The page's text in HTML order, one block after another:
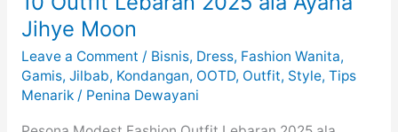
Jihye Moon
Leave a Comment / Bisnis, Dress, Fashion Wanita,
Gamis, Jilbab, Kondangan, OOTD, Outfit, Style, Tips
Menarik/ Penina Dewayani